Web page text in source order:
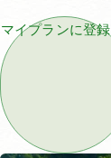
マイプランに登録